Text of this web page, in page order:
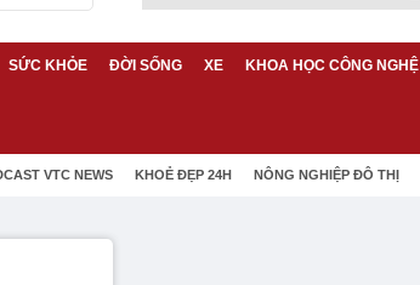
SỨC KHỎE ĐỜI SỐNG XE KHOA HỌC CÔNG NGHỆ
VTC NEWS KHOẺ ĐẸP 24H NÔNG NGHIỆP ĐÔ THỊ